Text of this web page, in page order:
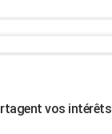
vos intérêts